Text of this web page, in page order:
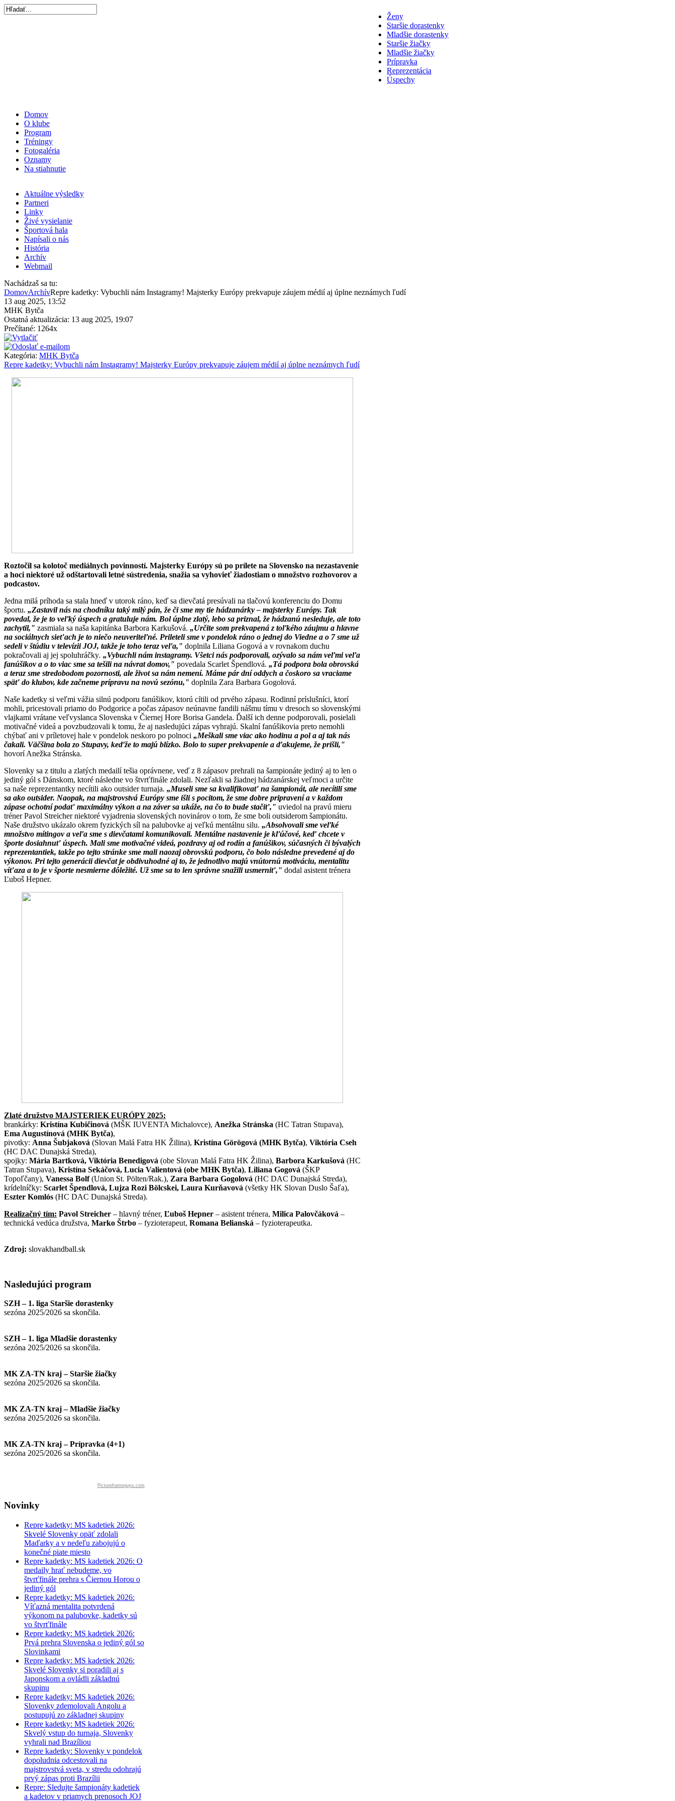
Ženy
Staršie dorastenky
Mladšie dorastenky
Staršie žiačky
Mladšie žiačky
Prípravka
Reprezentácia
Úspechy
Domov
O klube
Program
Tréningy
Fotogaléria
Oznamy
Na stiahnutie
Aktuálne výsledky
Partneri
Linky
Živé vysielanie
Športová hala
Napísali o nás
História
Archív
Webmail
Nachádzaš sa tu:
DomovArchívRepre kadetky: Vybuchli nám Instagramy! Majsterky Európy prekvapuje záujem médií aj úplne neznámych ľudí
13 aug 2025, 13:52
MHK Bytča
Ostatná aktualizácia: 13 aug 2025, 19:07
Prečítané: 1264x
Kategória: MHK Bytča
Repre kadetky: Vybuchli nám Instagramy! Majsterky Európy prekvapuje záujem médií aj úplne neznámych ľudí
Roztočil sa kolotoč mediálnych povinností. Majsterky Európy sú po prílete na Slovensko na nezastavenie
a hoci niektoré už odštartovali letné sústredenia, snažia sa vyhovieť žiadostiam o množstvo rozhovorov a
podcastov.
Jedna milá príhoda sa stala hneď v utorok ráno, keď sa dievčatá presúvali na tlačovú konferenciu do Domu
športu. „Zastavil nás na chodníku taký milý pán, že či sme my tie hádzanárky – majsterky Európy. Tak
povedal, že je to veľký úspech a gratuluje nám. Bol úplne zlatý, lebo sa priznal, že hádzanú nesleduje, ale toto
zachytil," zasmiala sa naša kapitánka Barbora Karkušová. „Určite som prekvapená z toľkého záujmu a hlavne
na sociálnych sieťach je to niečo neuveriteľné. Prileteli sme v pondelok ráno o jednej do Viedne a o 7 sme už
sedeli v štúdiu v televízii JOJ, takže je toho teraz veľa," doplnila Liliana Gogová a v rovnakom duchu
pokračovali aj jej spoluhráčky. „Vybuchli nám instagramy. Všetci nás podporovali, ozývalo sa nám veľmi veľa
fanúšikov a o to viac sme sa tešili na návrat domov," povedala Scarlet Špendlová. „Tá podpora bola obrovská
a teraz sme stredobodom pozornosti, ale život sa nám nemení. Máme pár dní oddych a čoskoro sa vraciame
späť do klubov, kde začneme prípravu na novú sezónu," doplnila Zara Barbara Gogolová.
Naše kadetky si veľmi vážia silnú podporu fanúšikov, ktorú cítili od prvého zápasu. Rodinní príslušníci, ktorí
mohli, pricestovali priamo do Podgorice a počas zápasov neúnavne fandili nášmu tímu v dresoch so slovenskými
vlajkami vrátane veľvyslanca Slovenska v Čiernej Hore Borisa Gandela. Ďalší ich denne podporovali, posielali
motivačné videá a povzbudzovali k tomu, že aj nasledujúci zápas vyhrajú. Skalní fanúšikovia preto nemohli
chýbať ani v príletovej hale v pondelok neskoro po polnoci „Meškali sme viac ako hodinu a pol a aj tak nás
čakali. Väčšina bola zo Stupavy, keďže to majú blízko. Bolo to super prekvapenie a ďakujeme, že prišli,"
hovorí Anežka Stránska.
Slovenky sa z titulu a zlatých medailí tešia oprávnene, veď z 8 zápasov prehrali na šampionáte jediný aj to len o
jediný gól s Dánskom, ktoré následne vo štvrťfinále zdolali. Nezľakli sa žiadnej hádzanárskej veľmoci a určite
sa naše reprezentantky necítili ako outsider turnaja. „Museli sme sa kvalifikovať na šampionát, ale necítili sme
sa ako outsider. Naopak, na majstrovstvá Európy sme išli s pocitom, že sme dobre pripravení a v každom
zápase ochotní podať maximálny výkon a na záver sa ukáže, na čo to bude stačiť," uviedol na pravú mieru
tréner Pavol Streicher niektoré vyjadrenia slovenských novinárov o tom, že sme boli outsiderom šampionátu.
Naše družstvo ukázalo okrem fyzických síl na palubovke aj veľkú mentálnu silu. „Absolvovali sme veľké
množstvo mítingov a veľa sme s dievčatami komunikovali. Mentálne nastavenie je kľúčové, keď chcete v
športe dosiahnuť úspech. Mali sme motivačné videá, pozdravy aj od rodín a fanúšikov, súčasných či bývalých
reprezentantiek, takže po tejto stránke sme mali naozaj obrovskú podporu, čo bolo následne prevedené aj do
výkonov. Pri tejto generácii dievčat je obdivuhodné aj to, že jednotlivo majú vnútornú motiváciu, mentalitu
víťaza a to je v športe nesmierne dôležité. Už sme sa to len správne snažili usmerniť," dodal asistent trénera
Ľuboš Hepner.
Zlaté družstvo MAJSTERIEK EURÓPY 2025:
brankárky: Kristína Kubičinová (MŠK IUVENTA Michalovce), Anežka Stránska (HC Tatran Stupava),
Ema Augustínová (MHK Bytča),
pivotky: Anna Šubjaková (Slovan Malá Fatra HK Žilina), Kristína Görögová (MHK Bytča), Viktória Cseh
(HC DAC Dunajská Streda),
spojky: Mária Bartková, Viktória Benedigová (obe Slovan Malá Fatra HK Žilina), Barbora Karkušová (HC
Tatran Stupava), Kristína Sekáčová, Lucia Valientová (obe MHK Bytča), Liliana Gogová (ŠKP
Topoľčany), Vanessa Bolf(Union St. Pölten/Rak.), Zara Barbara Gogolová (HC DAC Dunajská Streda),
krídelníčky: Scarlet Špendlová, Lujza Rozi Bölcskei, Laura Kurňavová (všetky HK Slovan Duslo Šaľa),
Eszter Komlós (HC DAC Dunajská Streda).
Realizačný tím: Pavol Streicher – hlavný tréner, Ľuboš Hepner – asistent trénera, Milica Palovčáková –
technická vedúca družstva, Marko Štrbo – fyzioterapeut, Romana Belianská – fyzioterapeutka.
Zdroj: slovakhandball.sk
Nasledujúci program
SZH – 1. liga Staršie dorastenky
sezóna 2025/2026 sa skončila.
SZH – 1. liga Mladšie dorastenky
sezóna 2025/2026 sa skončila.
MK ZA-TN kraj – Staršie žiačky
sezóna 2025/2026 sa skončila.
MK ZA-TN kraj – Mladšie žiačky
sezóna 2025/2026 sa skončila.
MK ZA-TN kraj – Prípravka (4+1)
sezóna 2025/2026 sa skončila.
Pictureframeguys.com
Novinky
Repre kadetky: MS kadetiek 2026:
Skvelé Slovenky opäť zdolali
Maďarky a v nedeľu zabojujú o
konečné piate miesto
Repre kadetky: MS kadetiek 2026: O
medaily hrať nebudeme, vo
štvrťfinále prehra s Čiernou Horou o
jediný gól
Repre kadetky: MS kadetiek 2026:
Víťazná mentalita potvrdená
výkonom na palubovke, kadetky sú
vo štvrťfinále
Repre kadetky: MS kadetiek 2026:
Prvá prehra Slovenska o jediný gól so
Slovinkami
Repre kadetky: MS kadetiek 2026:
Skvelé Slovenky si poradili aj s
Japonskom a ovládli základnú
skupinu
Repre kadetky: MS kadetiek 2026:
Slovenky zdemolovali Angolu a
postupujú zo základnej skupiny
Repre kadetky: MS kadetiek 2026:
Skvelý vstup do turnaja, Slovenky
vyhrali nad Brazíliou
Repre kadetky: Slovenky v pondelok
dopoludnia odcestovali na
majstrovstvá sveta, v stredu odohrajú
prvý zápas proti Brazílii
Repre: Sledujte šampionáty kadetiek
a kadetov v priamych prenosoch JOJ